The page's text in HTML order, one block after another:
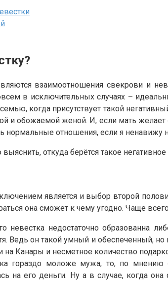
взаимоотношения свекрови и
в исключительных случаях –
когда присутствует такой
обожаемой женой. И, если мать
нормальные отношения, если я ненавижу
откуда берётся такое
является и выбор второй
она сможет к чему угодно. Чаще
невестка недостаточно образованна
Ведь он такой умный и обеспеченный,
Канары и несметное количество
гораздо моложе мужа, то, по мнению
на его деньги. Ну а в случае, когда